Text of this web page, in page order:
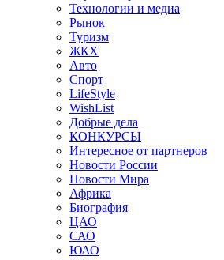
Технологии и медиа
Рынок
Туризм
ЖКХ
Авто
Спорт
LifeStyle
WishList
Добрые дела
КОНКУРСЫ
Интересное от партнеров
Новости России
Новости Мира
Африка
Биография
ЦАО
САО
ЮАО